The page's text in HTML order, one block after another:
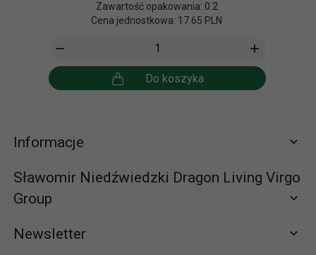
Zawartość opakowania: 0.2
Cena jednostkowa: 17.65 PLN
Do koszyka
Informacje
Sławomir Niedźwiedzki Dragon Living Virgo
Group
Newsletter